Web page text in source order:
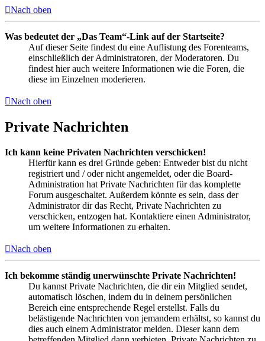
Nach oben
Was bedeutet der „Das Team“-Link auf der Startseite?
Auf dieser Seite findest du eine Auflistung des Forenteams,
einschließlich der Administratoren, der Moderatoren. Du
findest hier auch weitere Informationen wie die Foren, die
diese im Einzelnen moderieren.
Nach oben
Private Nachrichten
Ich kann keine Privaten Nachrichten verschicken!
Hierfür kann es drei Gründe geben: Entweder bist du nicht
registriert und / oder nicht angemeldet, oder die Board-
Administration hat Private Nachrichten für das komplette
Forum ausgeschaltet. Außerdem könnte es sein, dass der
Administrator dir das Recht, Private Nachrichten zu
verschicken, entzogen hat. Kontaktiere einen Administrator,
um weitere Informationen zu erhalten.
Nach oben
Ich bekomme ständig unerwünschte Private Nachrichten!
Du kannst Private Nachrichten, die dir ein Mitglied sendet,
automatisch löschen, indem du in deinem persönlichen
Bereich eine entsprechende Regel erstellst. Falls du
belästigende Nachrichten von jemandem erhältst, so kannst du
dies auch einem Administrator melden. Dieser kann dem